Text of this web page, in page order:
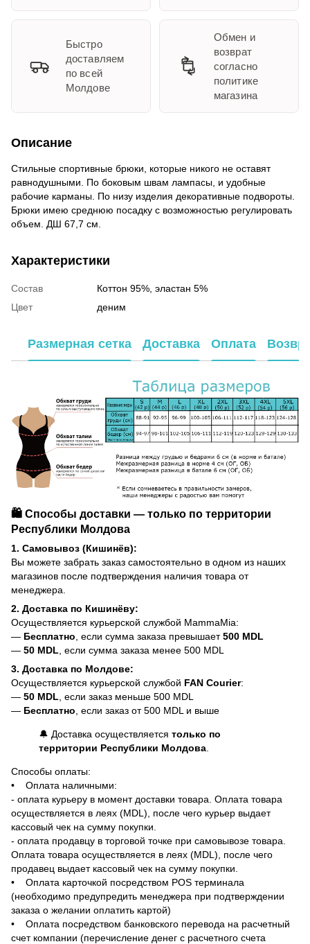
Быстро
доставляем
по всей
Молдове
Обмен и
возврат
согласно
политике
магазина
Описание
Стильные спортивные брюки, которые никого не оставят
равнодушными. По боковым швам лампасы, и удобные
рабочие карманы. По низу изделия декоративные подвороты.
Брюки имею среднюю посадку с возможностью регулировать
объем. ДШ 67,7 см.
Характеристики
Состав
Коттон 95%, эластан 5%
Цвет
деним
Размерная сетка Доставка Оплата
🛍️ Способы доставки — только по территории
Республики Молдова
1. Самовывоз (Кишинёв):
Вы можете забрать заказ самостоятельно в одном из наших
магазинов после подтверждения наличия товара от
менеджера.
2. Доставка по Кишинёву:
Осуществляется курьерской службой MammaMia:
— Бесплатно , если сумма заказа превышает500 MDL
— 50 MDL , если сумма заказа менее 500 MDL
3. Доставка по Молдове:
Осуществляется курьерской службой FAN Courier:
— 50 MDL , если заказ меньше 500 MDL
— Бесплатно , если заказ от 500 MDL и выше
🔔 Доставка осуществляется только по
территории Республики Молдова
Способы оплаты:
• Оплата наличными:
- оплата курьеру в момент доставки товара. Оплата товара
осуществляется в леях (MDL), после чего курьер выдает
кассовый чек на сумму покупки.
- оплата продавцу в торговой точке при самовывозе товара.
Оплата товара осуществляется в леях (MDL), после чего
продавец выдает кассовый чек на сумму покупки.
• Оплата карточкой посредством POS терминала
(необходимо предупредить менеджера при подтверждении
заказа о желании оплатить картой)
• Оплата посредством банковского перевода на расчетный
счет компании (перечисление денег с расчетного счета